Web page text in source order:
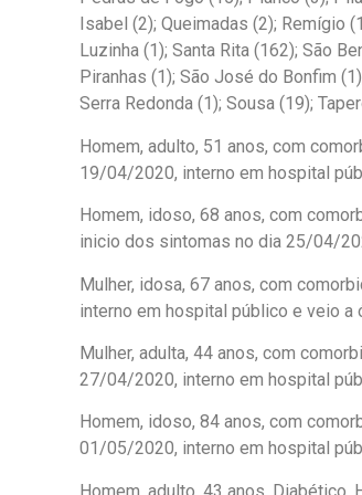
Isabel (2); Queimadas (2); Remígio
Luzinha (1); Santa Rita (162); São
Piranhas (1); São José do Bonfim
Serra Redonda (1); Sousa (19);
Homem, adulto, 51 anos, com
19/04/2020, interno em hospital
Homem, idoso, 68 anos, com
inicio dos sintomas no dia 25/04/
Mulher, idosa, 67 anos, com
interno em hospital público e veio
Mulher, adulta, 44 anos, com
27/04/2020, interno em hospital
Homem, idoso, 84 anos, com
01/05/2020, interno em hospital